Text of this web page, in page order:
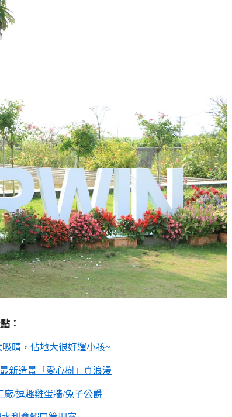
：
晴，佔地大很好遛小孩~
新造景「愛心樹」真浪漫
/逗趣雞蛋牆/兔子公爵